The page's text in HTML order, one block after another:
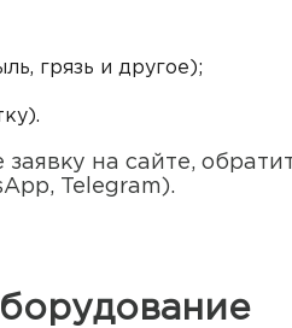
грязь и другое);
на сайте,
Telegram).